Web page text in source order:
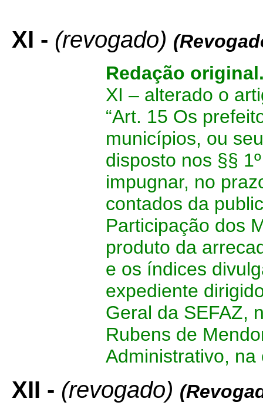
XI - (revogado)
Redação
XI – alterado o
“Art. 15 Os
municípios, ou
disposto nos §§
impugnar, no
contados da
Participação dos
produto da
e os índices
expediente
Geral da SEFAZ,
Rubens de
Administrativo, na
XII - (revogado)